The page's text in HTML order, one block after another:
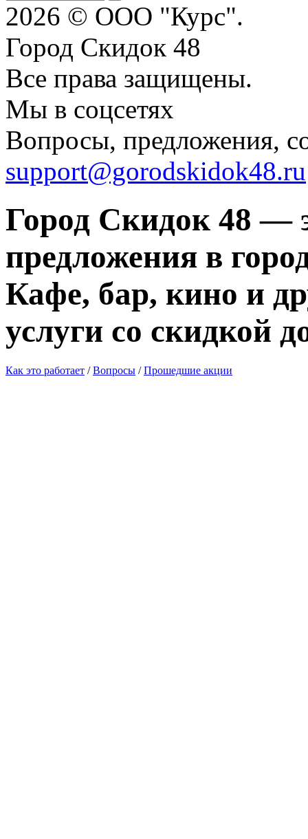
2026 © ООО "Курс".
Город Скидок 48
Все права защищены.
Мы в соцсетях
Вопросы, предложения,
support@gorodskidok48.ru
Город Скидок 48 —
предложения в
Кафе, бар, кино и
услуги со скидкой
Как это работает / Вопросы / Прошедшие акции